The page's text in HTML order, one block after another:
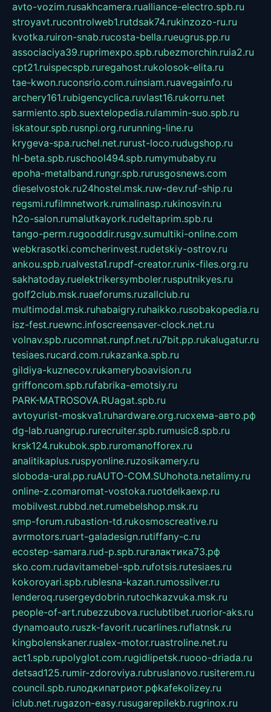
avto-vozim.rusakhcamera.rualliance-electro.spb.ru
stroyavt.rucontrolweb1.rutdsak74.rukinzozo-ru.ru
kvotka.ruiron-snab.rucosta-bella.rueugrus.pp.ru
associaciya39.ruprimexpo.spb.rubezmorchin.ruia2.ru
cpt21.ruispecspb.ruregahost.rukolosok-elita.ru
tae-kwon.ruconsrio.com.ruinsiam.ruavegainfo.ru
archery161.rubigencyclica.ruvlast16.rukorru.net
sarmiento.spb.suextelopedia.rulammin-suo.spb.ru
iskatour.spb.rusnpi.org.rurunning-line.ru
krygeva-spa.ruchel.net.rurust-loco.rudugshop.ru
hl-beta.spb.ruschool494.spb.rumymubaby.ru
epoha-metalband.rungr.spb.rurusgosnews.com
dieselvostok.ru24hostel.msk.ruw-dev.ruf-ship.ru
regsmi.rufilmnetwork.rumalinasp.rukinosvin.ru
h2o-salon.rumalutkayork.rudeltaprim.spb.ru
tango-perm.rugooddir.rusgv.sumultiki-online.com
webkrasotki.comcherinvest.rudetskiy-ostrov.ru
ankou.spb.rualvesta1.rupdf-creator.runix-files.org.ru
sakhatoday.ruelektrikersymboler.rusputnikyes.ru
golf2club.msk.ruaeforums.ruzallclub.ru
multimodal.msk.ruhabaigry.ruhaikko.rusobakopedia.ru
isz-fest.ruewnc.infoscreensaver-clock.net.ru
volnav.spb.rucomnat.runpf.net.ru7bit.pp.rukalugatur.ru
tesiaes.rucard.com.rukazanka.spb.ru
gildiya-kuznecov.rukameryboavision.ru
griffoncom.spb.rufabrika-emotsiy.ru
PARK-MATROSOVA.RUagat.spb.ru
avtoyurist-moskva1.ruhardware.org.ruсхема-авто.рф
dg-lab.ruangrup.rurecruiter.spb.rumusic8.spb.ru
krsk124.rukubok.spb.ruromanofforex.ru
analitikaplus.ruspyonline.ruzosikamery.ru
sloboda-ural.pp.ruAUTO-COM.SUhohota.netalimy.ru
online-z.comaromat-vostoka.ruotdelkaexp.ru
mobilvest.rubbd.net.rumebelshop.msk.ru
smp-forum.rubastion-td.rukosmoscreative.ru
avrmotors.ruart-galadesign.rutiffany-c.ru
ecostep-samara.rud-p.spb.ruгалактика73.рф
sko.com.rudavitamebel-spb.rufotsis.rutesiaes.ru
kokoroyari.spb.rublesna-kazan.rumossilver.ru
lenderoq.rusergeydobrin.rutochkazvuka.msk.ru
people-of-art.rubezzubova.ruclubtibet.ruorior-aks.ru
dynamoauto.ruszk-favorit.rucarlines.ruflatnsk.ru
kingbolenskaner.rualex-motor.ruastroline.net.ru
act1.spb.rupolyglot.com.rugidlipetsk.ruooo-driada.ru
detsad125.rumir-zdoroviya.rubruslanovo.rusiterem.ru
council.spb.ruлодкипатриот.рфkafekolizey.ru
iclub.net.rugazon-easy.rusugarepilekb.rugrinox.ru